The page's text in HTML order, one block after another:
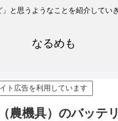
」と思うようなことを紹介してい
なるめも
ト広告を利用しています
農機具）のバッテ